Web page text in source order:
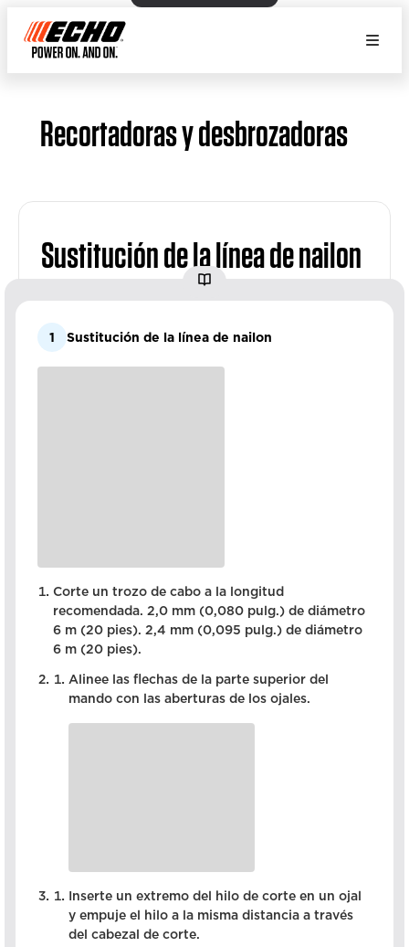
Recortadoras y desbrozadoras
Sustitución de la línea de nailon
1 Sustitución de la línea de nailon
Corte un trozo de cabo a la longitud
recomendada. 2,0 mm (0,080 pulg.) de diámetro
6 m (20 pies). 2,4 mm (0,095 pulg.) de diámetro
6 m (20 pies).
Alinee las flechas de la parte superior del
mando con las aberturas de los ojales.
Inserte un extremo del hilo de corte en un ojal
y empuje el hilo a la misma distancia a través
del cabezal de corte.